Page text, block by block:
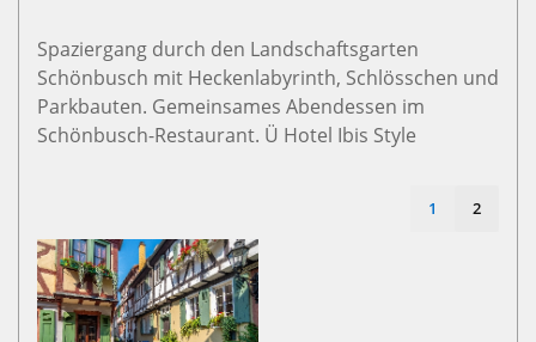
Spaziergang durch den Landschaftsgarten
Schönbusch mit Heckenlabyrinth, Schlösschen und
Parkbauten. Gemeinsames Abendessen im
Schönbusch-Restaurant. Ü Hotel Ibis Style
1 2